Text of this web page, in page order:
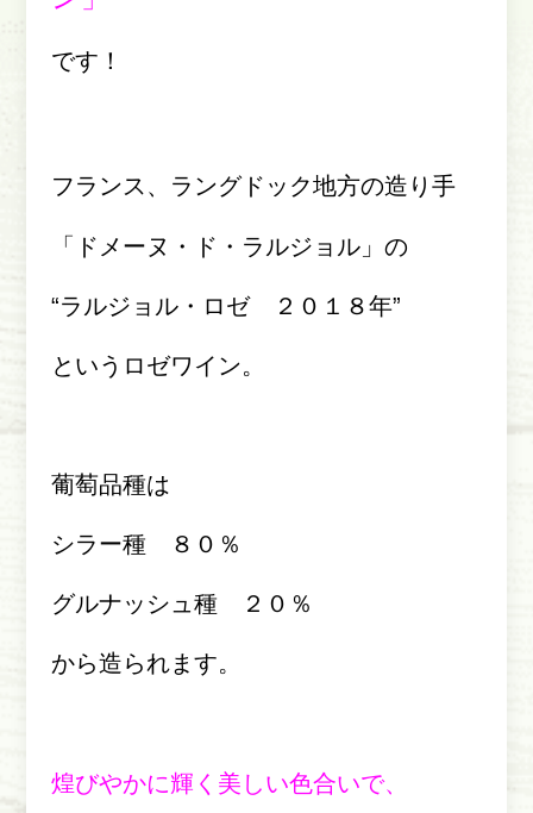
です！
フランス、ラングドック地方の造り手
「ドメーヌ・ド・ラルジョル」の
“ラルジョル・ロゼ ２０１８年”
というロゼワイン。
葡萄品種は
シラー種 ８０％
グルナッシュ種 ２０％
から造られます。
煌びやかに輝く美しい色合いで、